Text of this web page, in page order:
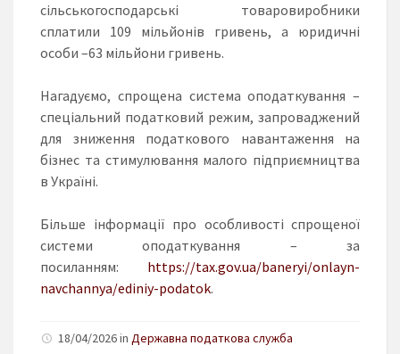
сільськогосподарські товаровиробники
сплатили 109 мільйонів гривень, а юридичні
особи –63 мільйони гривень.
Нагадуємо, спрощена система оподаткування –
спеціальний податковий режим, запроваджений
для зниження податкового навантаження на
бізнес та стимулювання малого підприємництва
в Україні.
Більше інформації про особливості спрощеної
системи оподаткування – за
посиланням: https://tax.gov.ua/baneryi/onlayn-
navchannya/ediniy-podatok.
18/04/2026 in Державна податкова служба